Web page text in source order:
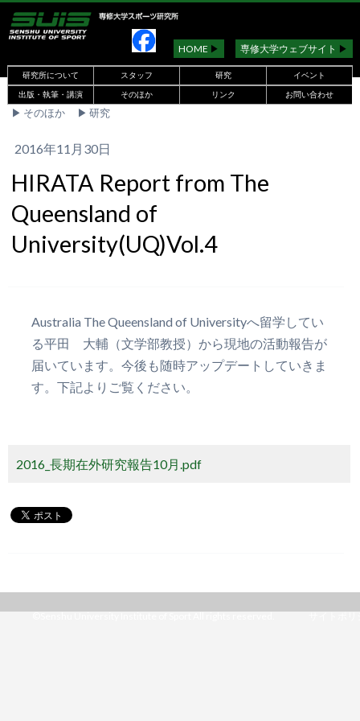
HOME ▶︎ 専修大学ウェブサイト ▶︎
研究所について スタッフ 研究
イベント
出版・執筆・講演
そのほか リンク お問い合わせ
▶︎ そのほか ▶︎ 研究
2016年11月30日
HIRATA Report from The
Queensland of
University(UQ)Vol.4
Australia The Queensland of Universityへ留学してい
る平田 大輔（文学部教授）から現地の活動報告が
届いています。今後も随時アップデートしていきま
す。下記よりご覧ください。
2016_長期在外研究報告10月.pdf